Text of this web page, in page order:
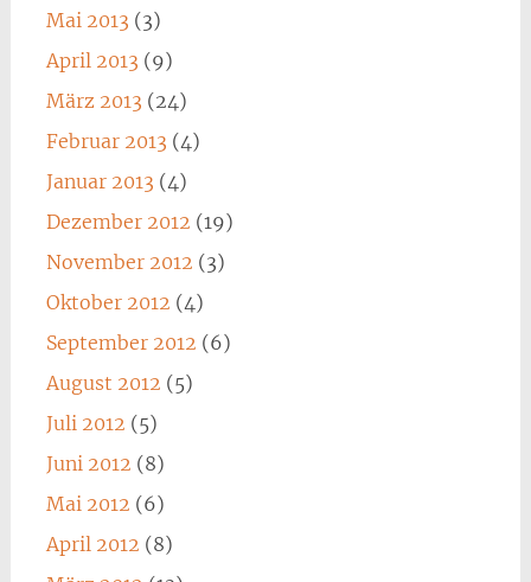
Mai 2013 (3)
April 2013 (9)
März 2013 (24)
Februar 2013 (4)
Januar 2013 (4)
Dezember 2012 (19)
November 2012 (3)
Oktober 2012 (4)
September 2012 (6)
August 2012 (5)
Juli 2012 (5)
Juni 2012 (8)
Mai 2012 (6)
April 2012 (8)